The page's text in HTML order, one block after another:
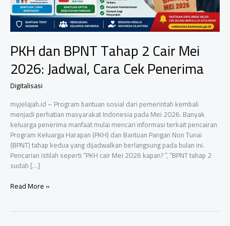
PKH dan BPNT Tahap 2 Cair Mei
2026: Jadwal, Cara Cek Penerima
Digitalisasi
myjelajah.id – Program bantuan sosial dari pemerintah kembali
menjadi perhatian masyarakat Indonesia pada Mei 2026. Banyak
keluarga penerima manfaat mulai mencari informasi terkait pencairan
Program Keluarga Harapan (PKH) dan Bantuan Pangan Non Tunai
(BPNT) tahap kedua yang dijadwalkan berlangsung pada bulan ini.
Pencarian istilah seperti “PKH cair Mei 2026 kapan? ”, “BPNT tahap 2
sudah […]
PKH
Read More »